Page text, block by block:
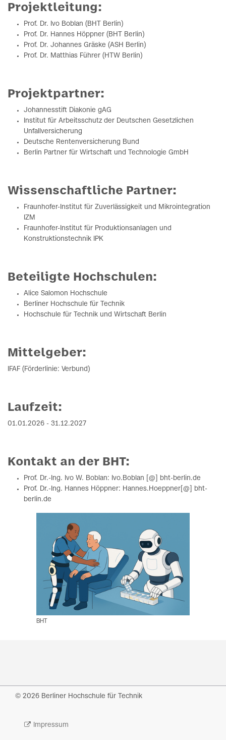
Projektleitung:
Prof. Dr. Ivo Boblan (BHT Berlin)
Prof. Dr. Hannes Höppner (BHT Berlin)
Prof. Dr. Johannes Gräske (ASH Berlin)
Prof. Dr. Matthias Führer (HTW Berlin)
Projektpartner:
Johannesstift Diakonie gAG
Institut für Arbeitsschutz der Deutschen Gesetzlichen
Unfallversicherung
Deutsche Rentenversicherung Bund
Berlin Partner für Wirtschaft und Technologie GmbH
Wissenschaftliche Partner:
Fraunhofer-Institut für Zuverlässigkeit und Mikrointegration
IZM
Fraunhofer-Institut für Produktionsanlagen und
Konstruktionstechnik IPK
Beteiligte Hochschulen:
Alice Salomon Hochschule
Berliner Hochschule für Technik
Hochschule für Technik und Wirtschaft Berlin
Mittelgeber:
IFAF (Förderlinie: Verbund)
Laufzeit:
01.01.2026 - 31.12.2027
Kontakt an der BHT:
Prof. Dr.-Ing. Ivo W. Boblan: Ivo.Boblan [@] bht-berlin.de
Prof. Dr.-Ing. Hannes Höppner: Hannes.Hoeppner[@] bht-
berlin.de
BHT
© 2026 Berliner Hochschule für Technik
Impressum